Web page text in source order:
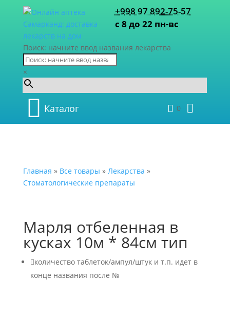
+998 97 892-75-57
с 8 до 22 пн-вс
Поиск: начните ввод названия лекарства
×
Каталог 0
Главная » Все товары » Лекарства »
Стоматологические препараты
Марля отбеленная в
кусках 10м * 84см тип
количество таблеток/ампул/штук и т.п. идет в
конце названия после №